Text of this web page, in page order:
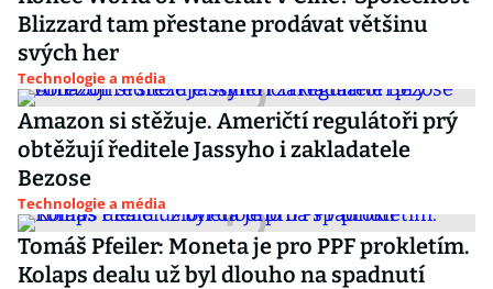
Blizzard tam přestane prodávat většinu
svých her
Technologie a média
Amazon si stěžuje. Američtí regulátoři prý
obtěžují ředitele Jassyho i zakladatele
Bezose
Technologie a média
Tomáš Pfeiler: Moneta je pro PPF prokletím.
Kolaps dealu už byl dlouho na spadnutí